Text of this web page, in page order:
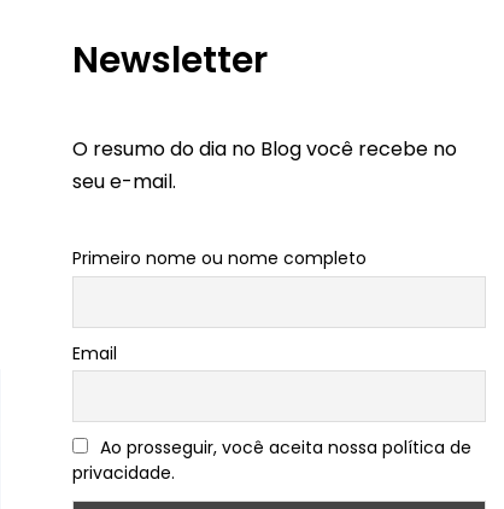
Newsletter
O resumo do dia no Blog você recebe no
seu e-mail.
Primeiro nome ou nome completo
Email
Ao prosseguir, você aceita nossa política de
privacidade.